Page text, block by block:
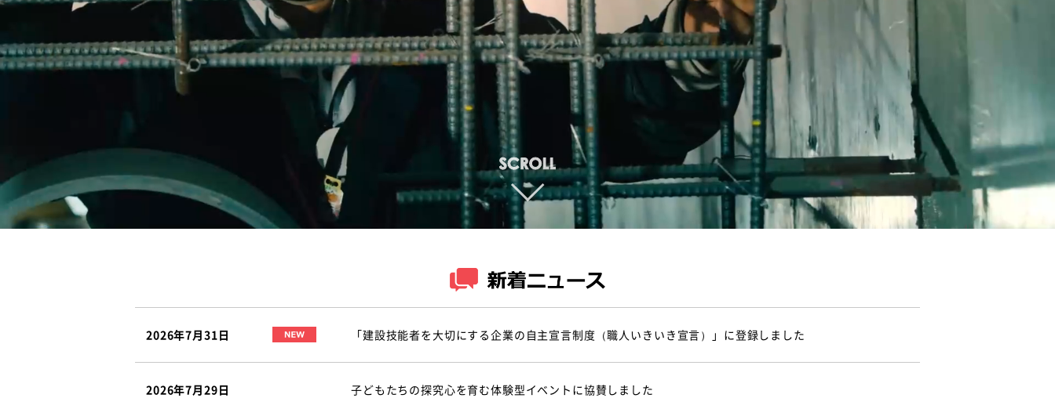
2026年7月31日 「建設技能者を大切にする企業の自主宣言制度（職人いきいき宣言）」に登録しました
2026年7月29日 子どもたちの探究心を育む体験型イベントに協賛しました